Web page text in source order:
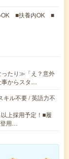
OK ■扶養内OK ■
ったり≫「え？意外
事からスタ…
キル不要 / 英語力不
上採用予定！■履
登用…